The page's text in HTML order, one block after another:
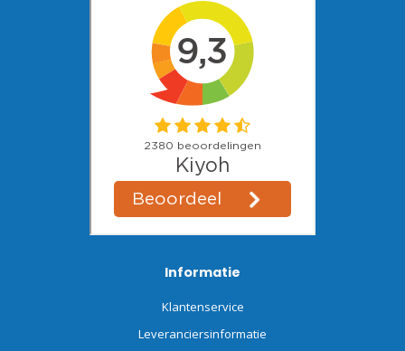
Informatie
Klantenservice
Leveranciersinformatie